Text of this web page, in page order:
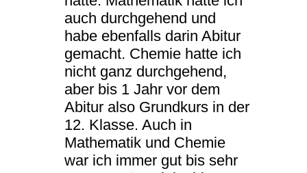
auch durchgehend und
habe ebenfalls darin Abitur
gemacht. Chemie hatte ich
nicht ganz durchgehend,
aber bis 1 Jahr vor dem
Abitur also Grundkurs in der
12. Klasse. Auch in
Mathematik und Chemie
war ich immer gut bis sehr